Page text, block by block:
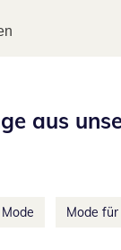
aus
Mode